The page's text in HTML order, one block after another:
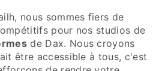
nous sommes fiers de
pour nos studios de
de Dax. Nous croyons
être accessible à tous, c'est